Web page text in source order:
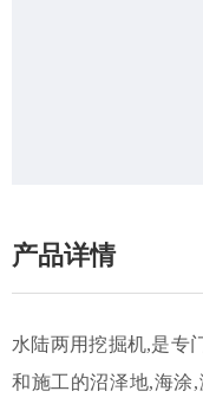
产品详情
水陆两用挖掘机,是专
和施工的沼泽地,海涂